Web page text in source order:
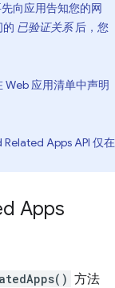
向应用告知您的网
的 已验证关系后，您
Web 应用清单中声明
Apps API 仅在
Apps
方法